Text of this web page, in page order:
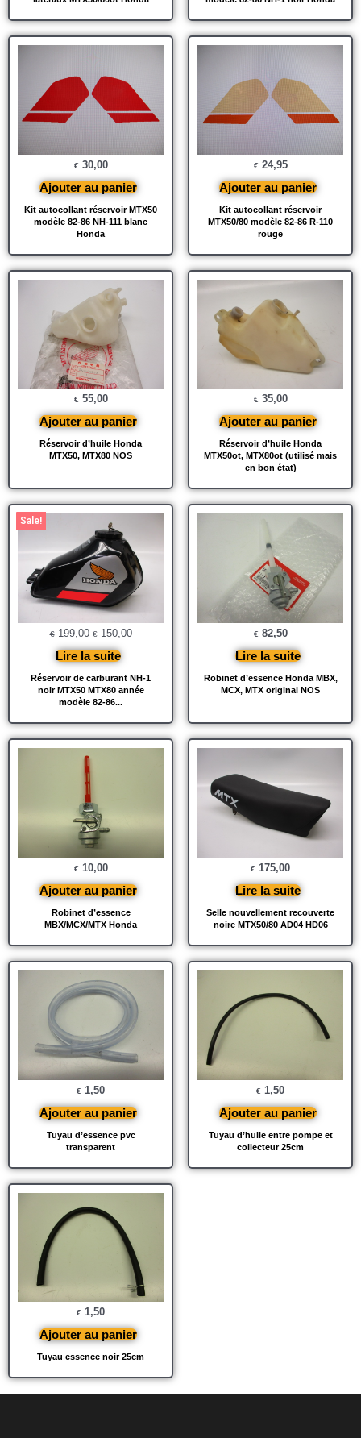
Kit autocollant réservoir MTX50
modèle 82-86 NH-111 blanc
Honda
€ 30,00
Ajouter au panier
Kit autocollant réservoir
MTX50/80 modèle 82-86 R-110
rouge
€ 24,95
Ajouter au panier
Réservoir d’huile Honda
MTX50, MTX80 NOS
€ 55,00
Ajouter au panier
Réservoir d’huile Honda
MTX50ot, MTX80ot (utilisé mais
en bon état)
€ 35,00
Ajouter au panier
Sale!
Réservoir de carburant NH-1
noir MTX50 MTX80 année
modèle 82-86...
€199,00
Le
prix
initial
était :
€ 199,00.
€150,00
Le
est :
€ 150,00.
Lire la suite
Robinet d’essence Honda MBX,
MCX, MTX original NOS
€ 82,50
Lire la suite
Robinet d’essence
MBX/MCX/MTX Honda
€ 10,00
Ajouter au panier
Selle nouvellement recouverte
noire MTX50/80 AD04 HD06
€ 175,00
Lire la suite
Tuyau d’essence pvc
transparent
€ 1,50
Ajouter au panier
Tuyau d’huile entre pompe et
collecteur 25cm
€ 1,50
Ajouter au panier
Tuyau essence noir 25cm
€ 1,50
Ajouter au panier